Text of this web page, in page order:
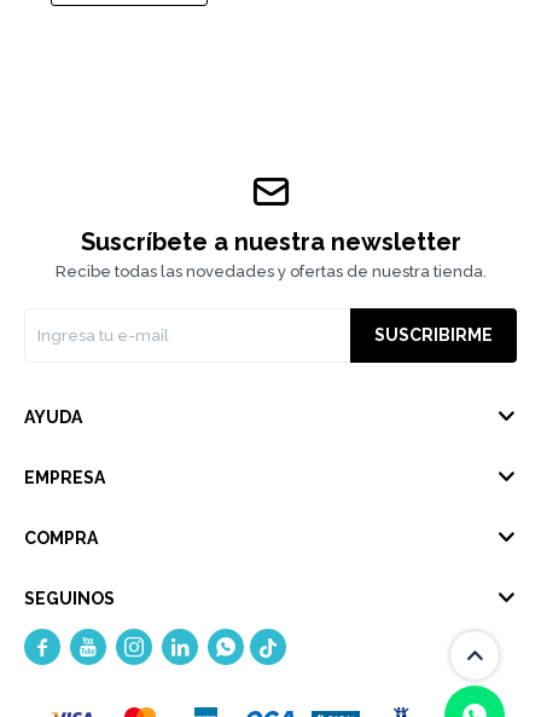
Suscríbete a nuestra newsletter
Recibe todas las novedades y ofertas de nuestra tienda.
SUSCRIBIRME
AYUDA
EMPRESA
COMPRA
SEGUINOS
    